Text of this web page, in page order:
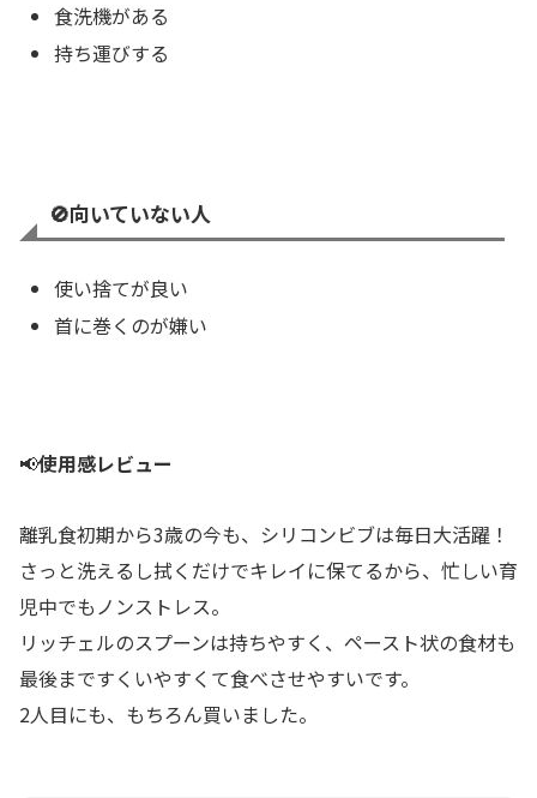
食洗機がある
持ち運びする
🚫向いていない人
使い捨てが良い
首に巻くのが嫌い
📢使用感レビュー
離乳食初期から3歳の今も、シリコンビブは毎日大活躍！
さっと洗えるし拭くだけでキレイに保てるから、忙しい育
児中でもノンストレス。
リッチェルのスプーンは持ちやすく、ペースト状の食材も
最後まですくいやすくて食べさせやすいです。
2人目にも、もちろん買いました。